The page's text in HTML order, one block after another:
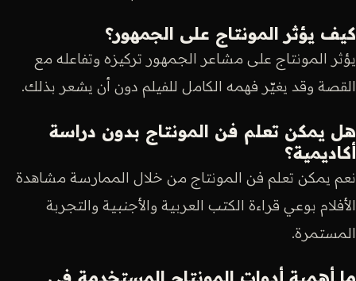
كيف يؤثر المونتاج على الجمهور؟
يؤثر المونتاج على مشاعر الجمهور تركيزه وتفاعله مع
القصة وقد يغيّر فهمه الكامل للفيلم دون أن يشعر بذلك.
هل يمكن تعلم فن المونتاج بدون دراسة
أكاديمية؟
نعم يمكن تعلم فن المونتاج من خلال الممارسة مشاهدة
الأفلام بوعي قراءة الكتب العربية والأجنبية والتجربة
المستمرة.
ما أهمية أدوات المونتاج المستخدمة في